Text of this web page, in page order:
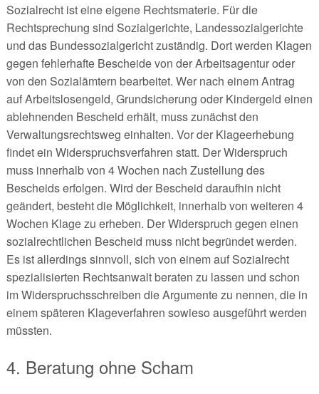
Sozialrecht ist eine eigene Rechtsmaterie. Für die
Rechtsprechung sind Sozialgerichte, Landessozialgerichte
und das Bundessozialgericht zuständig. Dort werden Klagen
gegen fehlerhafte Bescheide von der Arbeitsagentur oder
von den Sozialämtern bearbeitet. Wer nach einem Antrag
auf Arbeitslosengeld, Grundsicherung oder Kindergeld einen
ablehnenden Bescheid erhält, muss zunächst den
Verwaltungsrechtsweg einhalten. Vor der Klageerhebung
findet ein Widerspruchsverfahren statt. Der Widerspruch
muss innerhalb von 4 Wochen nach Zustellung des
Bescheids erfolgen. Wird der Bescheid daraufhin nicht
geändert, besteht die Möglichkeit, innerhalb von weiteren 4
Wochen Klage zu erheben. Der Widerspruch gegen einen
sozialrechtlichen Bescheid muss nicht begründet werden.
Es ist allerdings sinnvoll, sich von einem auf Sozialrecht
spezialisierten Rechtsanwalt beraten zu lassen und schon
im Widerspruchsschreiben die Argumente zu nennen, die in
einem späteren Klageverfahren sowieso ausgeführt werden
müssten.
4. Beratung ohne Scham